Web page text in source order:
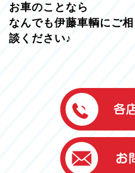
お車のことなら
なんでも伊藤車輌にご相
談ください♪
伊藤車輌（本社）
050-5851-0337
グッドワン浜松
050-5851-0338
浜北店